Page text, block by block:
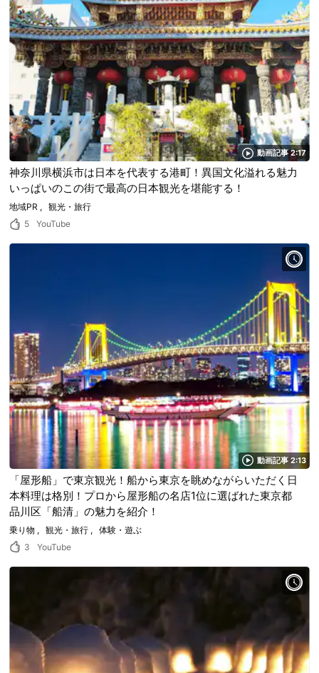
動画記事 2:17
神奈川県横浜市は日本を代表する港町！異国文化溢れる魅力
いっぱいのこの街で最高の日本観光を堪能する！
地域PR
観光・旅行
5
YouTube
動画記事 2:13
「屋形船」で東京観光！船から東京を眺めながらいただく日
本料理は格別！プロから屋形船の名店1位に選ばれた東京都
品川区「船清」の魅力を紹介！
乗り物 観光・旅行
体験・遊ぶ
3
YouTube